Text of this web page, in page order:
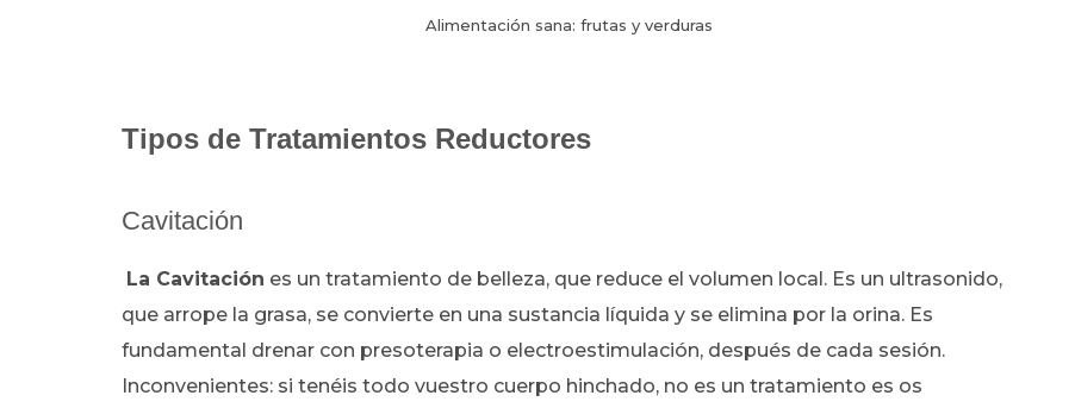
Alimentación sana: frutas y verduras
Tipos de Tratamientos Reductores
Cavitación
La Cavitación es un tratamiento de belleza, que reduce el volumen local. Es un ultrasonido,
que arrope la grasa, se convierte en una sustancia líquida y se elimina por la orina. Es
fundamental drenar con presoterapia o electroestimulación, después de cada sesión.
Inconvenientes: si tenéis todo vuestro cuerpo hinchado, no es un tratamiento es os